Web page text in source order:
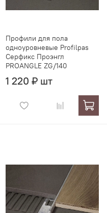
Профили для пола
одноуровневые Profilpas
Серфикс Проэнгл
PROANGLE ZG/140
1 220 ₽ шт